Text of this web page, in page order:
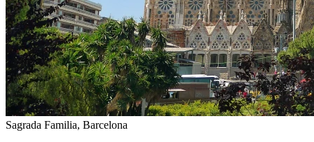
Sagrada Familia, Barcelona